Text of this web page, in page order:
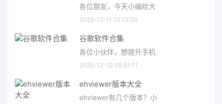
各位朋友，今天小编给大
2025-12-11 10:13:50
谷歌软件合集
各位小伙伴，想提升手机
2025-12-10 09:51:11
ehviewer版本大全
ehviewer有几个版本？小